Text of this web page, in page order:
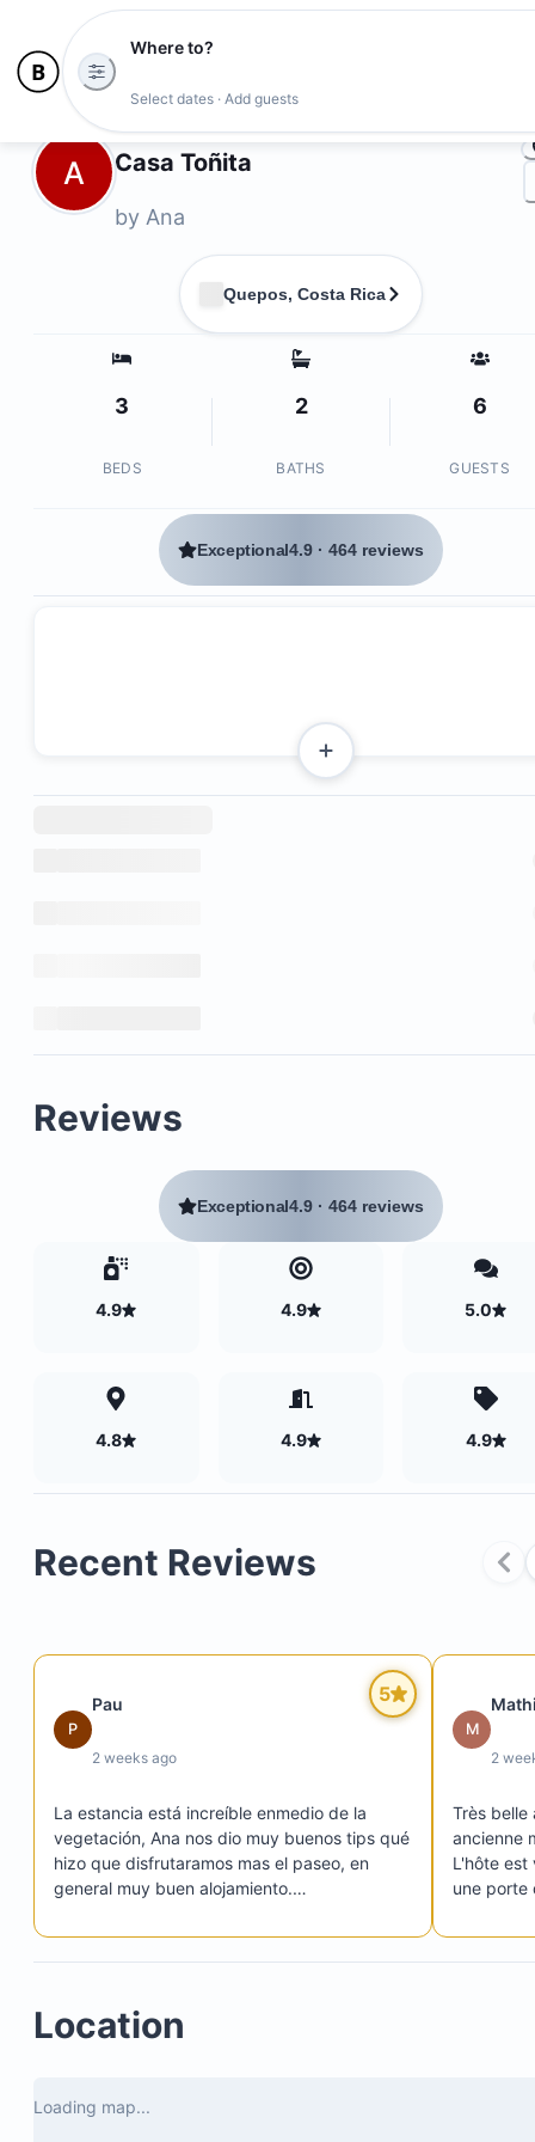
Where to?
Select dates · Add guests
A Casa Toñita
by Ana
Quepos, Costa Rica
3
BEDS
2
BATHS
6
GUESTS
Exceptional4.9 ·464 reviews
Reviews
Exceptional4.9 ·464 reviews
4.9 4.9 5.0
4.8 4.9 4.9
Recent Reviews
5
P
Pau
2 weeks ago
La estancia está increíble enmedio de la
vegetación, Ana nos dio muy buenos tips qué
hizo que disfrutaramos mas el paseo, en
general muy buen alojamiento.
M
2
Très belle
ancienne
L'hôte est
une porte
l'accès en
l'hôte
Location
Loading map...